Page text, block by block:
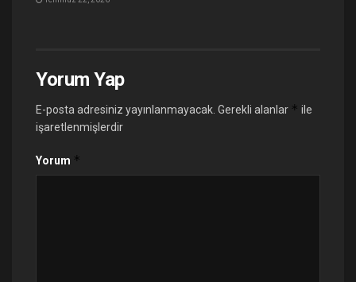
Yorum Yap
E-posta adresiniz yayınlanmayacak. Gerekli alanlar * ile
işaretlenmişlerdir
Yorum *